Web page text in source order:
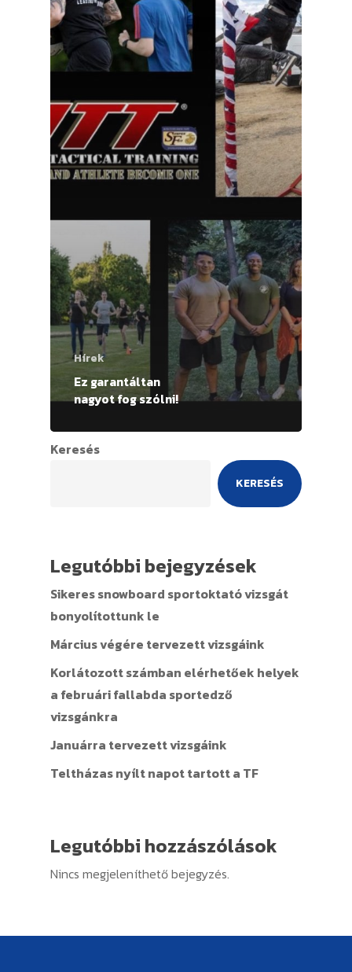
Hírek
Ez garantáltan
nagyot fog szólni!
Keresés
KERESÉS
Legutóbbi bejegyzések
Sikeres snowboard sportoktató vizsgát
bonyolítottunk le
Március végére tervezett vizsgáink
Korlátozott számban elérhetőek helyek
a februári fallabda sportedző
vizsgánkra
Januárra tervezett vizsgáink
Teltházas nyílt napot tartott a TF
Legutóbbi hozzászólások
Nincs megjeleníthető bejegyzés.